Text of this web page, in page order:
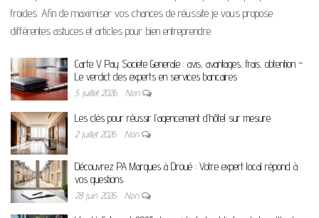
froides. Afin de maximiser vos chances de réussite je vous propose
différentes astuces et articles pour bien entreprendre.
Carte V Pay Societe Generale : avis, avantages, frais, obtention –
Le verdict des experts en services bancaires
5 juillet 2026 Non
Les clés pour réussir l’agencement d’hôtel sur mesure
2 juillet 2026 Non
Découvrez PA Marques à Droué : Votre expert local répond à
vos questions
28 juin 2026 Non